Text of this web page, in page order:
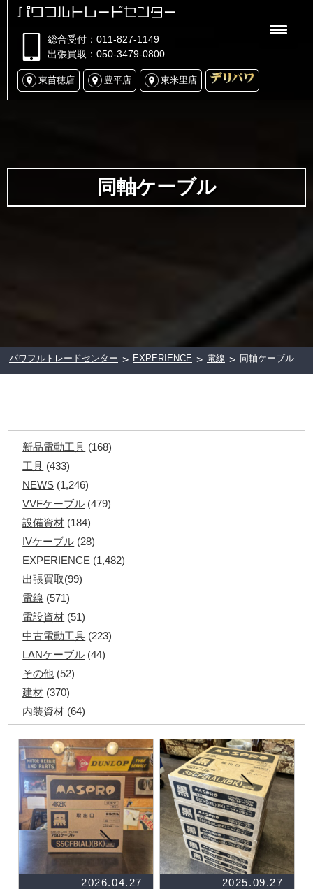
パワフルトレードセンター
総合受付：011-827-1149
出張買取：050-3479-0800
東苗穂店 豊平店 東米里店
同軸ケーブル
パワフルトレードセンター > EXPERIENCE > 電線 > 同軸ケーブル
新品電動工具 (168)
工具 (433)
NEWS (1,246)
VVFケーブル (479)
設備資材 (184)
IVケーブル (28)
EXPERIENCE (1,482)
出張買取(99)
電線 (571)
電設資材 (51)
中古電動工具 (223)
LANケーブル (44)
その他 (52)
建材 (370)
内装資材 (64)
ペアコイル(71)
その他ツール(48)
電化製品(40)
その他建築資材
(113)
半端電線(40)
マイナーケーブル(13)
(25)
2026.04.27 2025.09.27